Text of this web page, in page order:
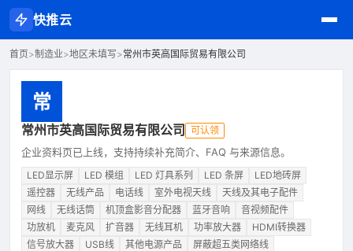
快推云
首页>制造业>地区未填写>常州市英高国际贸易有限公司
常
常州市英高国际贸易有限公司 可认领
企业资料页已上线，支持持续补充简介、FAQ 与来源信息。
LED显示屏 LED 模组 LED 灯具系列 LED 条屏
LED地砖屏
遥控器
无线产品 电话线 室外电视天线
天线及其电子配件
网线
无线话筒 机顶盒影音分配器 蓝牙音响
音视频配件
功放机
麦克风 扩音器 无线耳机 功率放大器
HDMI转换器
信号放大器
USB线 其他电源产品
屏蔽超五类网络线